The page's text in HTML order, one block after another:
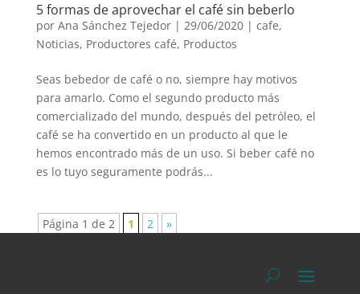
5 formas de aprovechar el café sin beberlo
por Ana Sánchez Tejedor| 29/06/2020 | cafe,
Noticias, Productores café, Productos
Seas bebedor de café o no, siempre hay motivos
para amarlo. Como el segundo producto más
comercializado del mundo, después del petróleo, el
café se ha convertido en un producto al que le
hemos encontrado más de un uso. Si beber café no
es lo tuyo seguramente podrás...
Página 1 de 2 1 2 »